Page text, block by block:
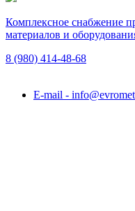
Комплексное снабжение
материалов и
8 (980) 414-48-68
E-mail -